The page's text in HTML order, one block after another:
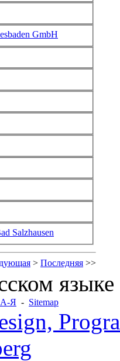
GmbH
Salzhausen
> Последняя >>
А-Я - Sitemap